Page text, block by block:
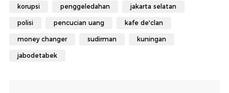
korupsi penggeledahan jakarta selatan
polisi pencucian uang kafe de'clan
money changer sudirman kuningan
jabodetabek